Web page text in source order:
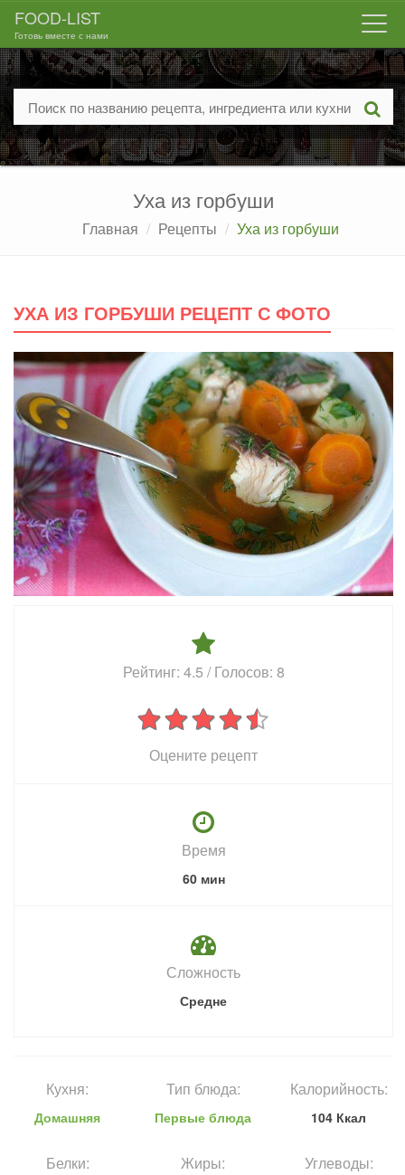
FOOD-LIST
Готовь вместе с нами
Уха из горбуши
Главная Рецепты Уха из горбуши
УХА ИЗ ГОРБУШИ РЕЦЕПТ С ФОТО
Рейтинг: 4.5 / Голосов: 8
Оцените рецепт
Время
60 мин
Сложность
Средне
Кухня:
Домашняя
Тип блюда:
Первые блюда
Калорийность:
104 Ккал
Белки: Жиры: Углеводы: